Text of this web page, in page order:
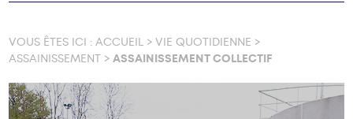
VOUS ÊTES ICI :ACCUEIL >VIE QUOTIDIENNE >
ASSAINISSEMENT >ASSAINISSEMENT COLLECTIF